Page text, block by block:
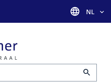
Taal
NL